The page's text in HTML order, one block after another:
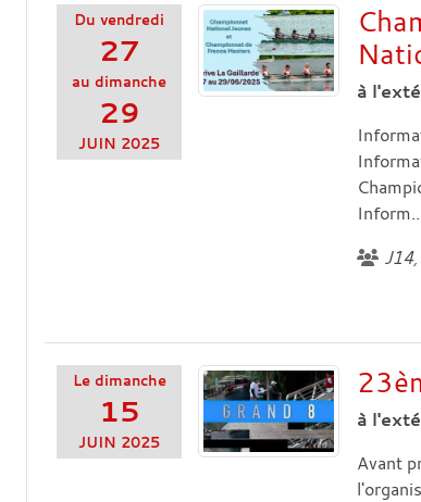
Duvendredi
27
audimanche
29
JUIN 2025
à
J14
Le dimanche
15
JUIN 2025
à
Avant